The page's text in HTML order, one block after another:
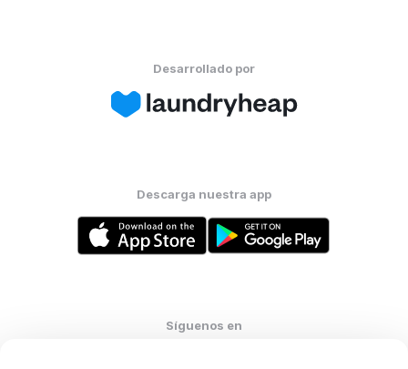
Desarrollado por
Descarga nuestra app
Síguenos en